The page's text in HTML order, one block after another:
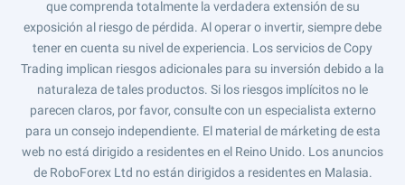
que comprenda totalmente la verdadera extensión de su
exposición al riesgo de pérdida. Al operar o invertir, siempre debe
tener en cuenta su nivel de experiencia. Los servicios de Copy
Trading implican riesgos adicionales para su inversión debido a la
naturaleza de tales productos. Si los riesgos implícitos no le
parecen claros, por favor, consulte con un especialista externo
para un consejo independiente. El material de márketing de esta
web no está dirigido a residentes en el Reino Unido. Los anuncios
de RoboForex Ltd no están dirigidos a residentes en Malasia.